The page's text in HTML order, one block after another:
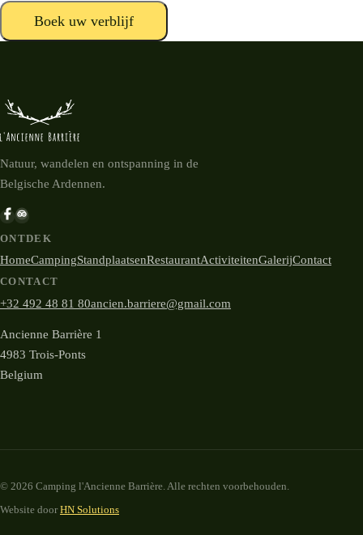
Boek uw verblijf
Natuur, wandelen en ontspanning in de
Belgische Ardennen.
ONTDEK
HomeCampingStandplaatsenRestaurantActiviteitenGalerijContact
CONTACT
+32 492 48 81 80ancien.barriere@gmail.com
Ancienne Barrière 1
4983 Trois-Ponts
Belgium
© 2026 Camping l'Ancienne Barrière. Alle rechten voorbehouden.
Website door HN Solutions